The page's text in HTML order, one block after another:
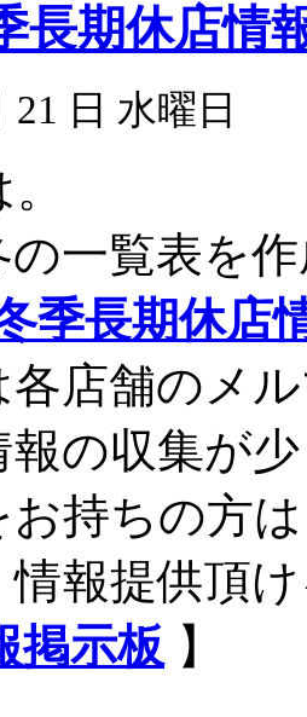
長期休店情
21 日 水曜日
の一覧表を
季長期休店
各店舗のメ
報の収集が
お持ちの方
報提供頂
掲示板 】